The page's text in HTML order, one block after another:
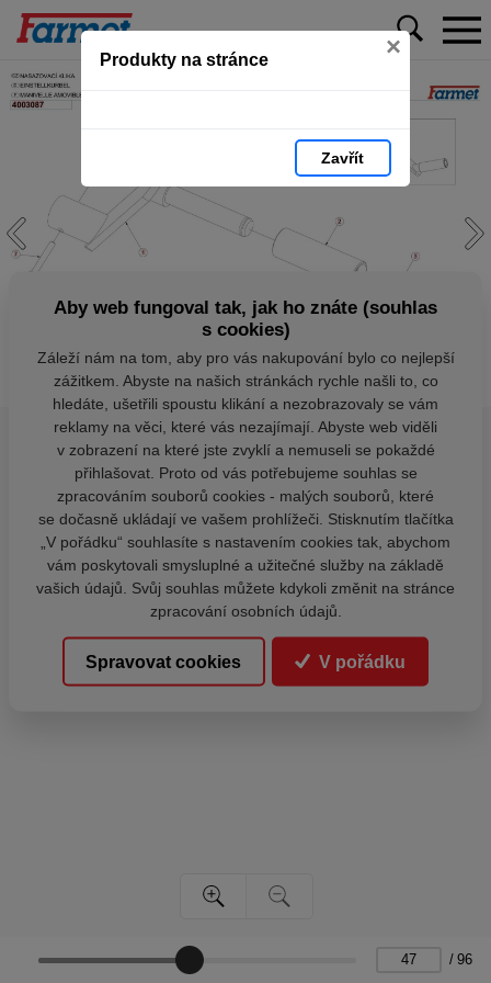
Produkty na stránce ×
Zavřít
/ 96
Aby web fungoval tak, jak ho znáte (souhlas
s cookies)
Záleží nám na tom, aby pro vás nakupování bylo co nejlepší
zážitkem. Abyste na našich stránkách rychle našli to, co
hledáte, ušetřili spoustu klikání a nezobrazovaly se vám
reklamy na věci, které vás nezajímají. Abyste web viděli
v zobrazení na které jste zvyklí a nemuseli se pokaždé
přihlašovat. Proto od vás potřebujeme souhlas se
zpracováním souborů cookies - malých souborů, které
se dočasně ukládají ve vašem prohlížeči. Stisknutím tlačítka
„V pořádku“ souhlasíte s nastavením cookies tak, abychom
vám poskytovali smysluplné a užitečné služby na základě
vašich údajů. Svůj souhlas můžete kdykoli změnit na stránce
zpracování osobních údajů.
Spravovat cookies V pořádku